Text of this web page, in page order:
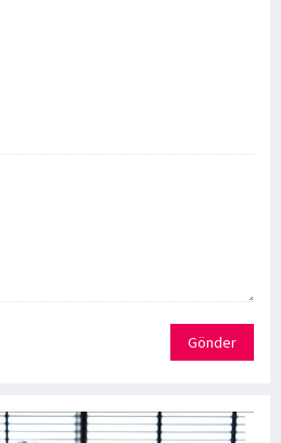
Gönder